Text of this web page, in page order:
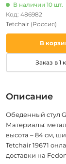
В наличии 10 шт.
Код: 486982
Tetchair (Россия)
В
Заказ в 1
Описание
Обеденный стул
Материалы:
высота – 84 см,
Tetchair 19671
доставки на